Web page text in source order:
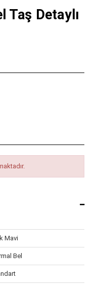
Taş Detaylı
Mavi
Bel